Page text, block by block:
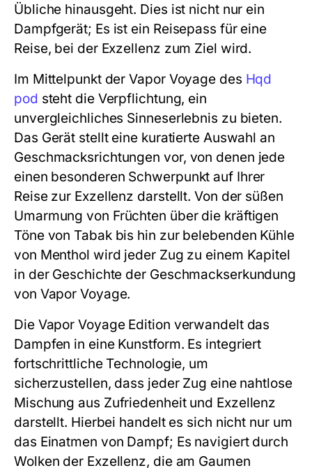
Übliche hinausgeht. Dies ist nicht nur ein
Dampfgerät; Es ist ein Reisepass für eine
Reise, bei der Exzellenz zum Ziel wird.
Im Mittelpunkt der Vapor Voyage des Hqd
pod steht die Verpflichtung, ein
unvergleichliches Sinneserlebnis zu bieten.
Das Gerät stellt eine kuratierte Auswahl an
Geschmacksrichtungen vor, von denen jede
einen besonderen Schwerpunkt auf Ihrer
Reise zur Exzellenz darstellt. Von der süßen
Umarmung von Früchten über die kräftigen
Töne von Tabak bis hin zur belebenden Kühle
von Menthol wird jeder Zug zu einem Kapitel
in der Geschichte der Geschmackserkundung
von Vapor Voyage.
Die Vapor Voyage Edition verwandelt das
Dampfen in eine Kunstform. Es integriert
fortschrittliche Technologie, um
sicherzustellen, dass jeder Zug eine nahtlose
Mischung aus Zufriedenheit und Exzellenz
darstellt. Hierbei handelt es sich nicht nur um
das Einatmen von Dampf; Es navigiert durch
Wolken der Exzellenz, die am Gaumen